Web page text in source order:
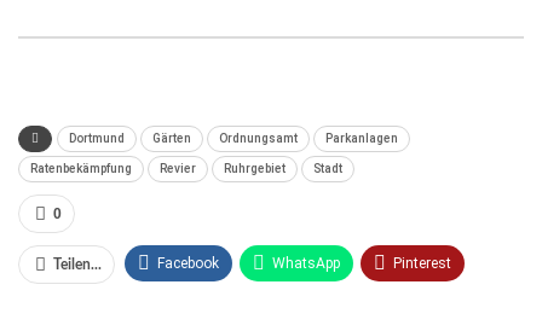
Dortmund Gärten Ordnungsamt Parkanlagen
Ratenbekämpfung Revier Ruhrgebiet Stadt
0
Teilen... Facebook WhatsApp Pinterest